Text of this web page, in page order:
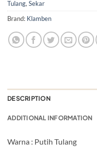
Tulang, Sekar
Brand: Klamben
DESCRIPTION
ADDITIONAL INFORMATION
Warna : Putih Tulang